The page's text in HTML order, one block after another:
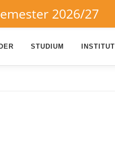
STUDIUM INSTITUT
2026/27